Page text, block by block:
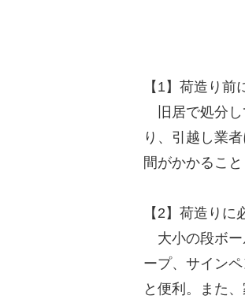
【1】荷造り
旧居で処分し
り、引越し業
間がかかるこ
【2】荷造りに
大小の段ボー
ープ、サイン
と便利。また